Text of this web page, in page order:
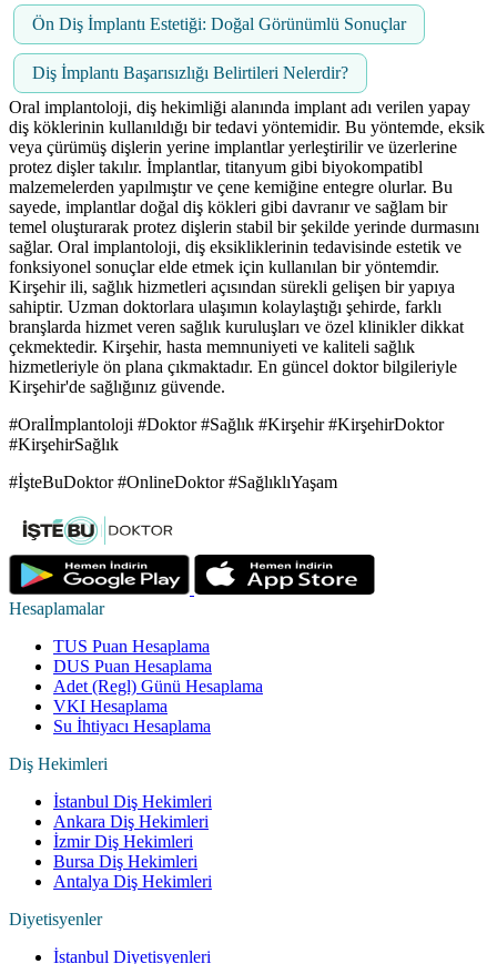
Ön Diş İmplantı Estetiği: Doğal Görünümlü Sonuçlar
Diş İmplantı Başarısızlığı Belirtileri Nelerdir?
Oral implantoloji, diş hekimliği alanında implant adı verilen yapay
diş köklerinin kullanıldığı bir tedavi yöntemidir. Bu yöntemde, eksik
veya çürümüş dişlerin yerine implantlar yerleştirilir ve üzerlerine
protez dişler takılır. İmplantlar, titanyum gibi biyokompatibl
malzemelerden yapılmıştır ve çene kemiğine entegre olurlar. Bu
sayede, implantlar doğal diş kökleri gibi davranır ve sağlam bir
temel oluşturarak protez dişlerin stabil bir şekilde yerinde durmasını
sağlar. Oral implantoloji, diş eksikliklerinin tedavisinde estetik ve
fonksiyonel sonuçlar elde etmek için kullanılan bir yöntemdir.
Kirşehir ili, sağlık hizmetleri açısından sürekli gelişen bir yapıya
sahiptir. Uzman doktorlara ulaşımın kolaylaştığı şehirde, farklı
branşlarda hizmet veren sağlık kuruluşları ve özel klinikler dikkat
çekmektedir. Kirşehir, hasta memnuniyeti ve kaliteli sağlık
hizmetleriyle ön plana çıkmaktadır. En güncel doktor bilgileriyle
Kirşehir'de sağlığınız güvende.
#Oralİmplantoloji #Doktor #Sağlık #Kirşehir #KirşehirDoktor
#KirşehirSağlık
#İşteBuDoktor #OnlineDoktor #SağlıklıYaşam
Hesaplamalar
TUS Puan Hesaplama
DUS Puan Hesaplama
Adet (Regl) Günü Hesaplama
VKI Hesaplama
Su İhtiyacı Hesaplama
Diş Hekimleri
İstanbul Diş Hekimleri
Ankara Diş Hekimleri
İzmir Diş Hekimleri
Bursa Diş Hekimleri
Antalya Diş Hekimleri
Diyetisyenler
İstanbul Diyetisyenleri